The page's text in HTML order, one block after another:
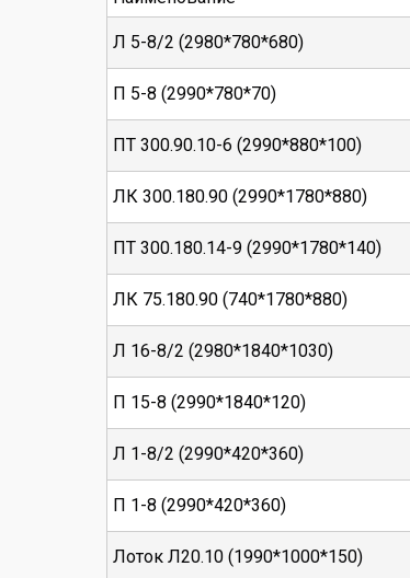
Л 5-8/2 (2980*780*680)
П 5-8 (2990*780*70)
ПТ 300.90.10-6 (2990*880*100)
ЛК 300.180.90 (2990*1780*880)
ПТ 300.180.14-9 (2990*1780*140)
ЛК 75.180.90 (740*1780*880)
Л 16-8/2 (2980*1840*1030)
П 15-8 (2990*1840*120)
Л 1-8/2 (2990*420*360)
П 1-8 (2990*420*360)
Лоток Л20.10 (1990*1000*150)